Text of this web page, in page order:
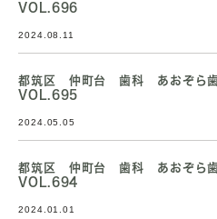
VOL.696
2024.08.11
都筑区 仲町台 歯科 あおぞら
VOL.695
2024.05.05
都筑区 仲町台 歯科 あおぞら
VOL.694
2024.01.01